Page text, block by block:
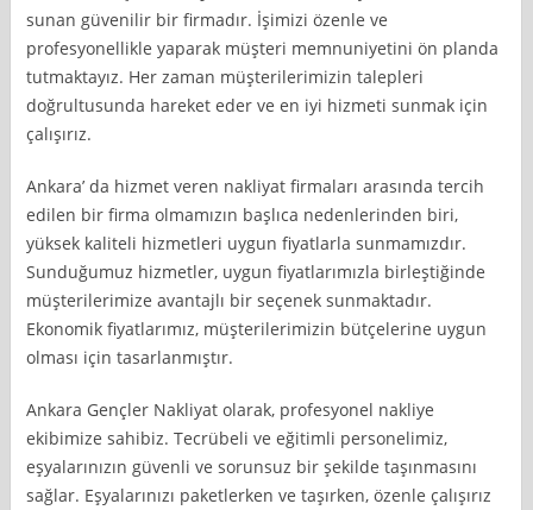
sunan güvenilir bir firmadır. İşimizi özenle ve
profesyonellikle yaparak müşteri memnuniyetini ön planda
tutmaktayız. Her zaman müşterilerimizin talepleri
doğrultusunda hareket eder ve en iyi hizmeti sunmak için
çalışırız.
Ankara’ da hizmet veren nakliyat firmaları arasında tercih
edilen bir firma olmamızın başlıca nedenlerinden biri,
yüksek kaliteli hizmetleri uygun fiyatlarla sunmamızdır.
Sunduğumuz hizmetler, uygun fiyatlarımızla birleştiğinde
müşterilerimize avantajlı bir seçenek sunmaktadır.
Ekonomik fiyatlarımız, müşterilerimizin bütçelerine uygun
olması için tasarlanmıştır.
Ankara Gençler Nakliyat olarak, profesyonel nakliye
ekibimize sahibiz. Tecrübeli ve eğitimli personelimiz,
eşyalarınızın güvenli ve sorunsuz bir şekilde taşınmasını
sağlar. Eşyalarınızı paketlerken ve taşırken, özenle çalışırız